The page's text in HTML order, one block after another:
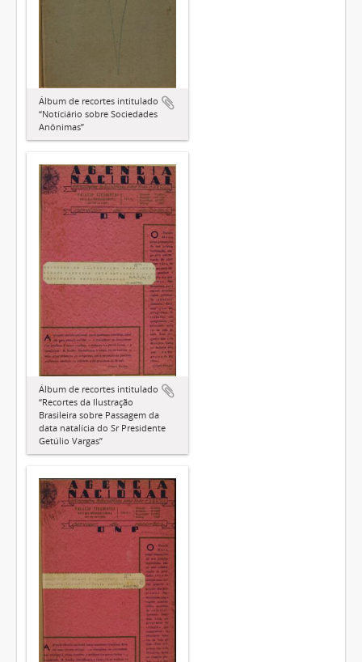
Álbum de recortes intitulado
“Notíciário sobre Sociedades
Anônimas”
Álbum de recortes intitulado
“Recortes da Ilustração
Brasileira sobre Passagem da
data natalícia do Sr Presidente
Getúlio Vargas”